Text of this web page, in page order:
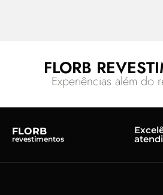
FLORB
Experiências além do
FLORB
revestimentos